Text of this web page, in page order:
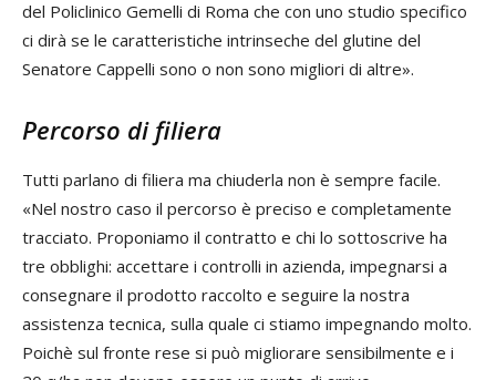
del Policlinico Gemelli di Roma che con uno studio specifico
ci dirà se le caratteristiche intrinseche del glutine del
Senatore Cappelli sono o non sono migliori di altre».
Percorso di filiera
Tutti parlano di filiera ma chiuderla non è sempre facile.
«Nel nostro caso il percorso è preciso e completamente
tracciato. Proponiamo il contratto e chi lo sottoscrive ha
tre obblighi: accettare i controlli in azienda, impegnarsi a
consegnare il prodotto raccolto e seguire la nostra
assistenza tecnica, sulla quale ci stiamo impegnando molto.
Poichè sul fronte rese si può migliorare sensibilmente e i